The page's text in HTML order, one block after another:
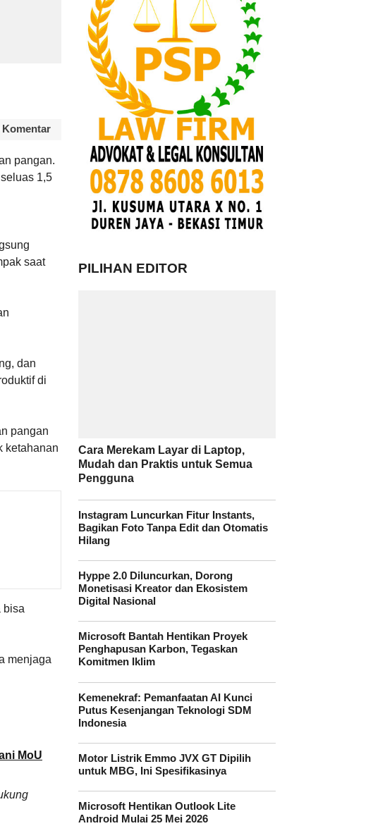
Komentar
pangan.
1,5
saat
dan
di
pangan
ketahanan
bisa
menjaga
MoU
PILIHAN EDITOR
Cara Merekam Layar di Laptop,
Mudah dan Praktis untuk Semua
Pengguna
Instagram Luncurkan Fitur Instants,
Bagikan Foto Tanpa Edit dan Otomatis
Hilang
Hyppe 2.0 Diluncurkan, Dorong
Monetisasi Kreator dan Ekosistem
Digital Nasional
Microsoft Bantah Hentikan Proyek
Penghapusan Karbon, Tegaskan
Komitmen Iklim
Kemenekraf: Pemanfaatan AI Kunci
Putus Kesenjangan Teknologi SDM
Indonesia
Motor Listrik Emmo JVX GT Dipilih
untuk MBG, Ini Spesifikasinya
Microsoft Hentikan Outlook Lite
Android Mulai 25 Mei 2026